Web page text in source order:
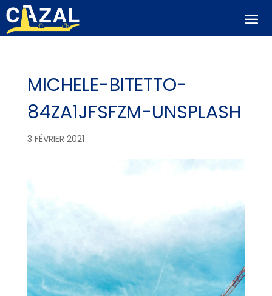
MICHELE-BITETTO-
84ZA1JFSFZM-UNSPLASH
3 FÉVRIER 2021